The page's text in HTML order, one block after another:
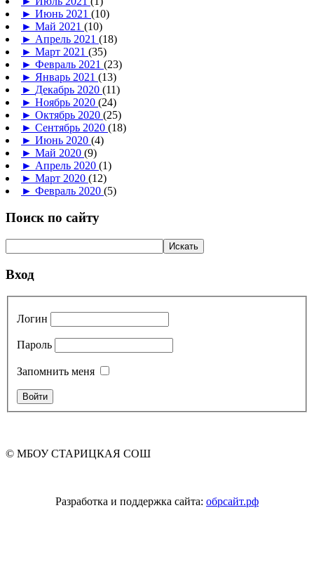
► Июнь 2021 (10)
► Май 2021 (10)
► Апрель 2021 (18)
► Март 2021 (35)
► Февраль 2021 (23)
► Январь 2021 (13)
► Декабрь 2020 (11)
► Ноябрь 2020 (24)
► Октябрь 2020 (25)
► Сентябрь 2020 (18)
► Июнь 2020 (4)
► Май 2020 (9)
► Апрель 2020 (1)
► Март 2020 (12)
► Февраль 2020 (5)
Поиск по сайту
Вход
Логин
Пароль
Запомнить меня
© МБОУ СТАРИЦКАЯ СОШ
Разработка и поддержка сайта: обрсайт.рф